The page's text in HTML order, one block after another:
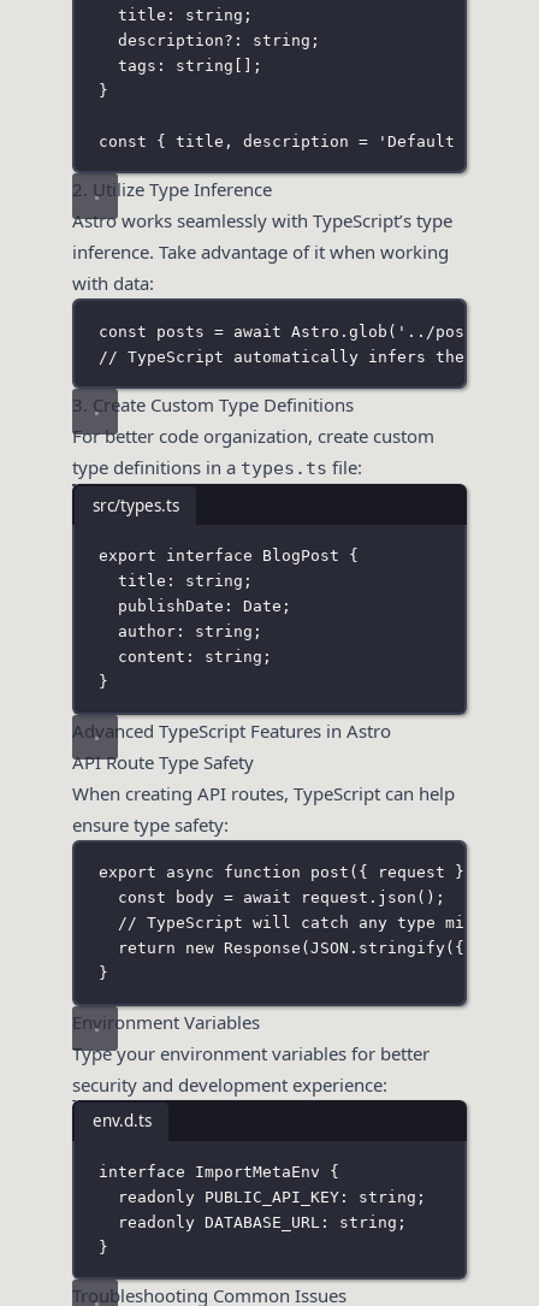
title : string ;
description?: string ;
tags : string [];
}
const { title, description = ' Default
2. Utilize Type Inference
Astro works seamlessly with TypeScript’s type
inference. Take advantage of it when working
with data:
const posts = await Astro. glob ( ' ../posts/*.md
// TypeScript automatically infers the
3. Create Custom Type Definitions
For better code organization, create custom
type definitions in a types.ts file:
src/types.ts
export interface BlogPost {
title : string ;
publishDate : Date ;
author: string ;
content : string ;
}
Advanced TypeScript Features in Astro
API Route Type Safety
When creating API routes, TypeScript can help
ensure type safety:
export async function post ({ request }
const body = await request. json ();
// TypeScript will catch any type
return
new Response ( JSON . stringify({
}
Environment Variables
Type your environment variables for better
security and development experience:
env.d.ts
interface ImportMetaEnv {
readonly PUBLIC_API_KEY: string ;
readonly DATABASE_URL : string ;
}
Troubleshooting Common Issues